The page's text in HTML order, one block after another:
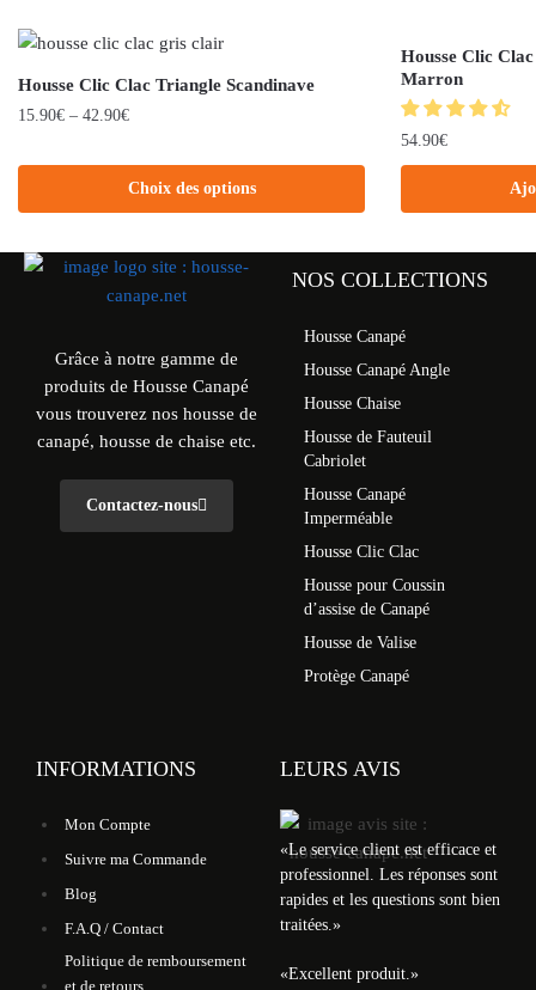
Housse Clic Clac Triangle Scandinave
15.90€ – 42.90€
Choix des options
Housse Clic
Marron
54.90€
Grâce à notre gamme de
produits de Housse Canapé
vous trouverez nos housse de
canapé, housse de chaise etc.
Contactez-nous
NOS COLLECTIONS
Housse Canapé
Housse Canapé Angle
Housse Chaise
Housse de Fauteuil
Cabriolet
Housse Canapé
Imperméable
Housse Clic Clac
Housse pour Coussin
d’assise de Canapé
Housse de Valise
Protège Canapé
INFORMATIONS
Mon Compte
Suivre ma Commande
Blog
F.A.Q / Contact
Politique de remboursement
et de retours
LEURS AVIS
«Le service client est efficace et
professionnel. Les réponses sont
rapides et les questions sont bien
traitées.»
«Excellent produit.»